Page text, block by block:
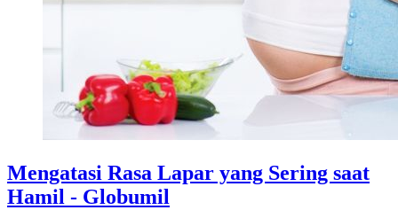
Mengatasi Rasa Lapar yang Sering saat
Hamil - Globumil